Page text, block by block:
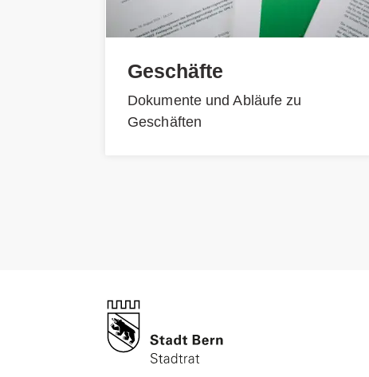
Geschäfte
Dokumente und Abläufe zu
Geschäften